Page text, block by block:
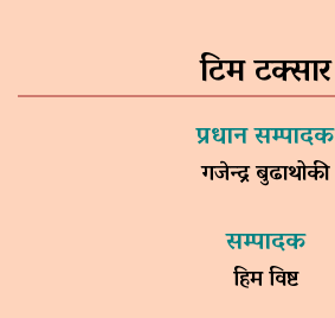
टिम टक्सार
प्रधान सम्पादक
गजेन्द्र बुढाथोकी
सम्पादक
हिम विष्ट